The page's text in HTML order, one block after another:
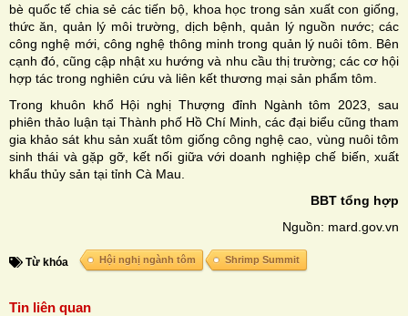
bè quốc tế chia sẻ các tiến bộ, khoa học trong sản xuất con giống,
thức ăn, quản lý môi trường, dịch bệnh, quản lý nguồn nước; các
công nghệ mới, công nghệ thông minh trong quản lý nuôi tôm. Bên
cạnh đó, cũng cập nhật xu hướng và nhu cầu thị trường; các cơ hội
hợp tác trong nghiên cứu và liên kết thương mại sản phẩm tôm.
Trong khuôn khổ Hội nghị Thượng đỉnh Ngành tôm 2023, sau
phiên thảo luận tại Thành phố Hồ Chí Minh, các đại biểu cũng tham
gia khảo sát khu sản xuất tôm giống công nghệ cao, vùng nuôi tôm
sinh thái và gặp gỡ, kết nối giữa với doanh nghiệp chế biến, xuất
khẩu thủy sản tại tỉnh Cà Mau.
BBT tổng hợp
Nguồn: mard.gov.vn
Từ khóa Hội nghị ngành tôm Shrimp Summit
Tin liên quan